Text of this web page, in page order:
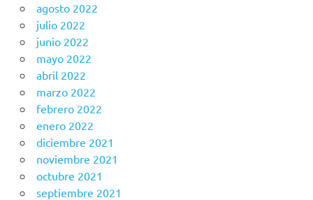
agosto 2022
julio 2022
junio 2022
mayo 2022
abril 2022
marzo 2022
febrero 2022
enero 2022
diciembre 2021
noviembre 2021
octubre 2021
septiembre 2021